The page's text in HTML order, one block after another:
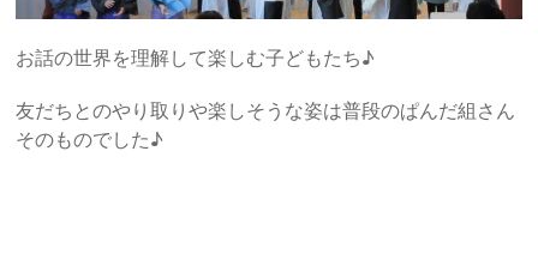
お話の世界を理解して楽しむ子どもたち♪
友だちとのやり取りや楽しそうな姿は普段のぱんだ組さん
そのものでした♪